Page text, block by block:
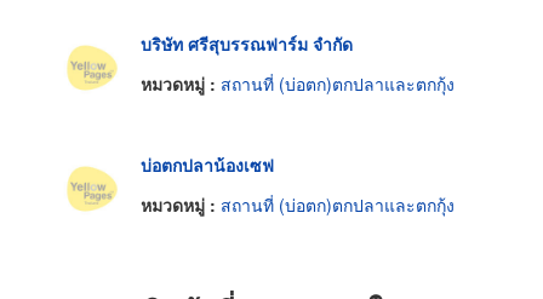
บริษัท ศรีสุบรรณฟาร์ม จำกัด
หมวดหมู่ : สถานที่ (บ่อตก)ตกปลาและตกกุ้ง
บ่อตกปลาน้องเซฟ
หมวดหมู่ : สถานที่ (บ่อตก)ตกปลาและตกกุ้ง